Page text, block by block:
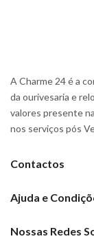
A Charme 24 é a
da ourivesaria e
valores presente
nos serviços pós
Contactos
Ajuda e
Nossas Redes